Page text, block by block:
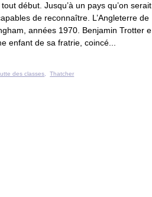
tout début. Jusqu’à un pays qu’on serait
de reconnaître. L’Angleterre de
années 1970. Benjamin Trotter e
enfant de sa fratrie, coincé...
des classes ,Thatcher